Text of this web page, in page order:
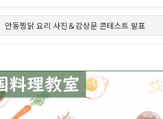
안동찜닭 요리 사진＆감상문 콘테스트 발표